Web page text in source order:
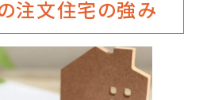
注文住宅の強み